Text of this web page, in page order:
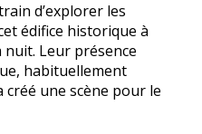
d’explorer les
édifice historique à
nuit. Leur présence
habituellement
une scène pour le